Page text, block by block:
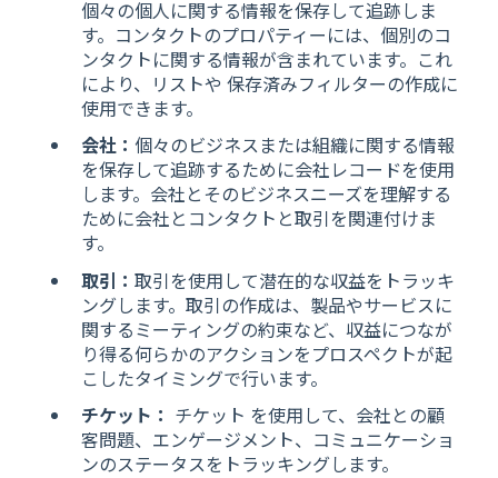
個々の個人に関する情報を保存して追跡しま
す。コンタクトのプロパティーには、個別のコ
ンタクトに関する情報が含まれています。これ
により、リストや 保存済みフィルターの作成に
使用できます。
会社： 個々のビジネスまたは組織に関する情報
を保存して追跡するために会社レコードを使用
します。会社とそのビジネスニーズを理解する
ために会社とコンタクトと取引を関連付けま
す。
取引： 取引を使用して潜在的な収益をトラッキ
ングします。取引の作成は、製品やサービスに
関するミーティングの約束など、収益につなが
り得る何らかのアクションをプロスペクトが起
こしたタイミングで行います。
チケット： チケット を使用して、会社との顧
客問題、エンゲージメント、コミュニケーショ
ンのステータスをトラッキングします。